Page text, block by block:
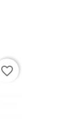
favorite_border